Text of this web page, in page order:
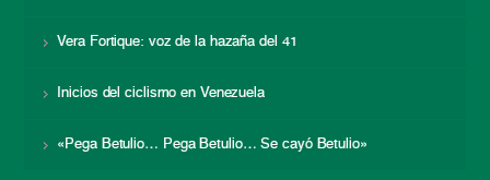
Vera Fortique: voz de la hazaña del 41
Inicios del ciclismo en Venezuela
«Pega Betulio… Pega Betulio… Se cayó Betulio»